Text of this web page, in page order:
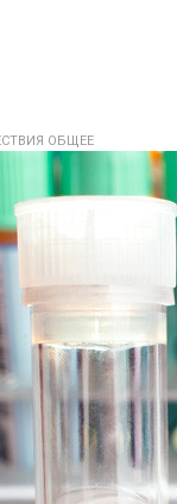
ОБЩЕЕ